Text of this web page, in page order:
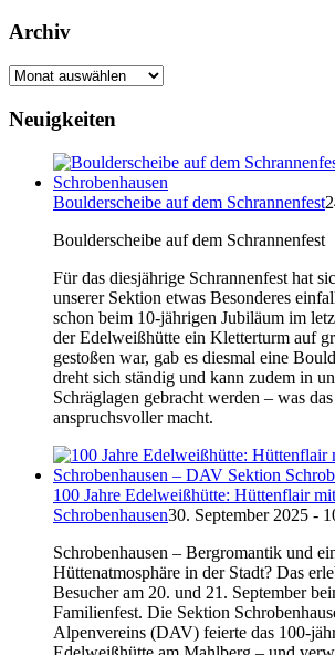
Archiv
Archiv
Neuigkeiten
Boulderscheibe auf dem Schrannenfest
Boulderscheibe auf dem Schrannenfest
Für das diesjährige Schrannenfest hat
unserer Sektion etwas Besonderes
schon beim 10-jährigen Jubiläum im
der Edelweißhütte ein Kletterturm auf
gestoßen war, gab es diesmal eine
dreht sich ständig und kann zudem in
Schräglagen gebracht werden – was
anspruchsvoller macht.
100 Jahre Edelweißhütte: Hüttenflair
Schrobenhausen30. September 2025 -
Schrobenhausen – Bergromantik und
Hüttenatmosphäre in der Stadt? Das
Besucher am 20. und 21. September
Familienfest. Die Sektion
Alpenvereins (DAV) feierte das 100-